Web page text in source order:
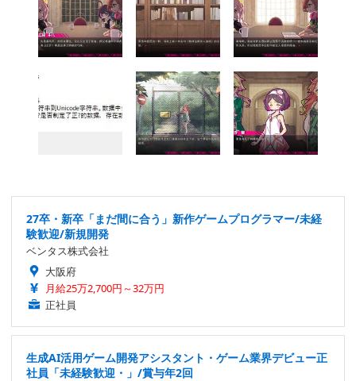
27卒・新卒「まだ間に合う」新作ゲームプログラマー/未経
験歓迎/新規開発
ベンタス株式会社
大阪府
月給25万2,700円～32万円
正社員
生成AI活用ゲーム開発アシスタント・ゲーム業界デビュー正
社員「未経験歓迎・」/賞与年2回